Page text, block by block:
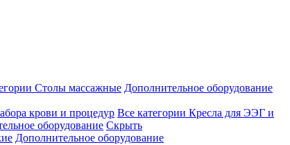
Столы массажные Дополнительное оборудование
крови и процедур Все категории Кресла для ЭЭГ и
оборудование Скрыть
Дополнительное оборудование